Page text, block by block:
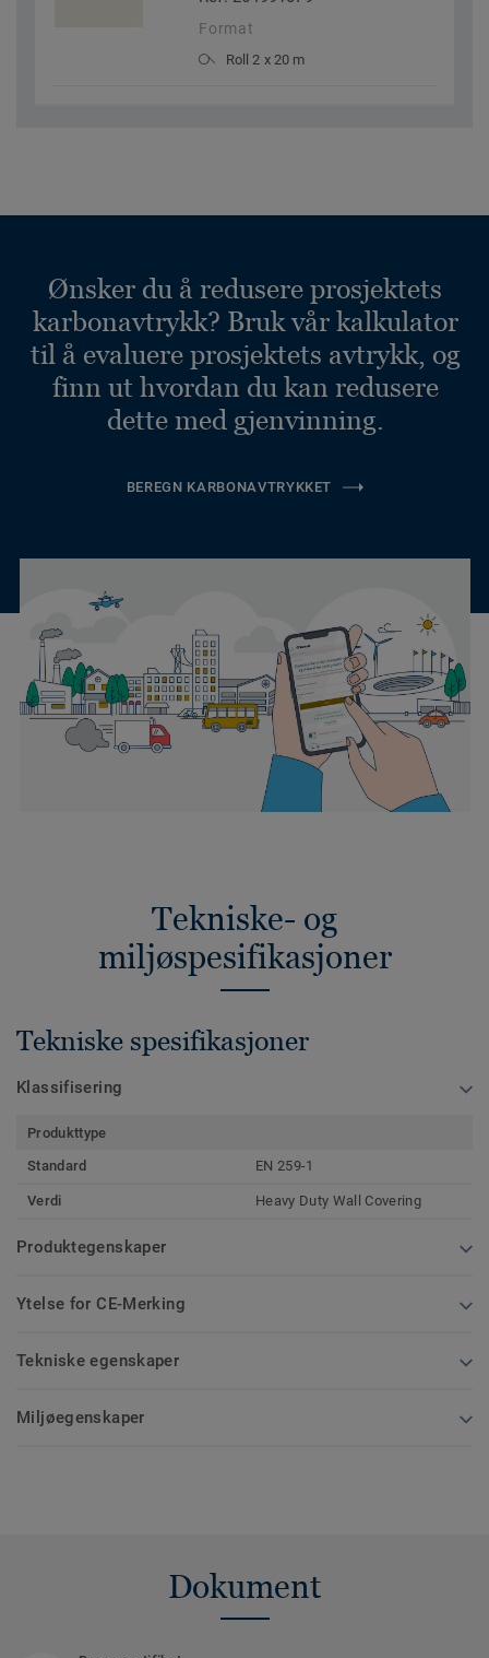
Format
Roll 2 x 20 m
Ønsker du å redusere prosjektets
karbonavtrykk? Bruk vår kalkulator
til å evaluere prosjektets avtrykk, og
finn ut hvordan du kan redusere
dette med gjenvinning.
BEREGN KARBONAVTRYKKET
Tekniske- og
miljøspesifikasjoner
Tekniske spesifikasjoner
Klassifisering
Produkttype
Standard
EN 259-1
Verdi Heavy Duty Wall Covering
Produktegenskaper
Ytelse for CE-Merking
Tekniske egenskaper
Miljøegenskaper
Dokument